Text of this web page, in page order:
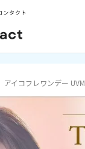
アイコフレワンデー